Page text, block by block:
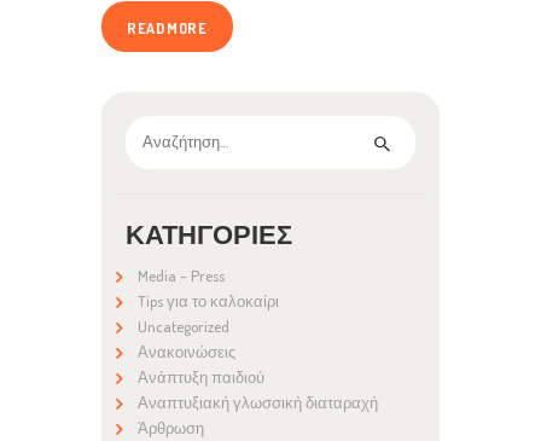
READ MORE
για:
ΚΑΤΗΓΟΡΊΕΣ
Media – Press
Tips για το καλοκαίρι
Uncategorized
Ανακοινώσεις
Ανάπτυξη παιδιού
Αναπτυξιακή γλωσσική διαταραχή
Άρθρωση